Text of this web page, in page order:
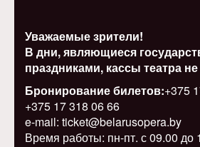
Уважаемые зрители!
В дни, являющиеся
праздниками, кассы театра
Бронирование билетов:+375
+375 17 318 06 66
e-mail: ticket@belarusopera.by
Время работы: пн-пт. с 09.00 до